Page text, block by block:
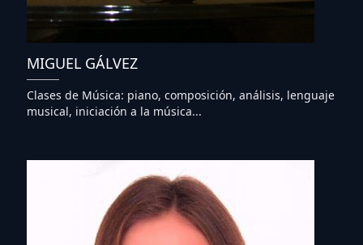
MIGUEL GÁLVEZ
Clases de Música: piano, composición, análisis, lenguaje
musical, iniciación a la música...